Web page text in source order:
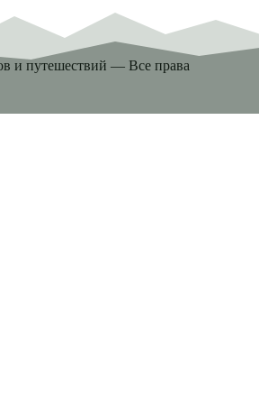
и путешествий — Все права